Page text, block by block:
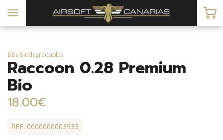
Toggle
navigation
BBs Biodegradables
Raccoon 0.28 Premium
Bio
18.00€
REF: 0000000003933